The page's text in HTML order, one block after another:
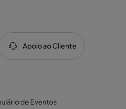
Apoio ao Cliente
de Eventos